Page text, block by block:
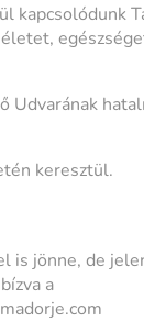
kapcsolódunk
Udvarának
keresztül.
is jönne, de
a